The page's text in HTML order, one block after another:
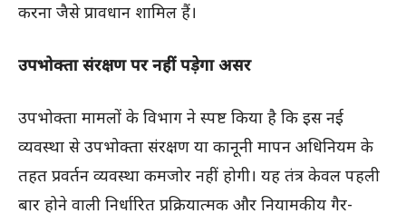
करना जैसे प्रावधान शामिल हैं।
उपभोक्ता संरक्षण पर नहीं पड़ेगा असर
उपभोक्ता मामलों के विभाग ने स्पष्ट किया है कि इस नई
व्यवस्था से उपभोक्ता संरक्षण या कानूनी मापन अधिनियम के
तहत प्रवर्तन व्यवस्था कमजोर नहीं होगी। यह तंत्र केवल पहली
बार होने वाली निर्धारित प्रक्रियात्मक और नियामकीय गैर-